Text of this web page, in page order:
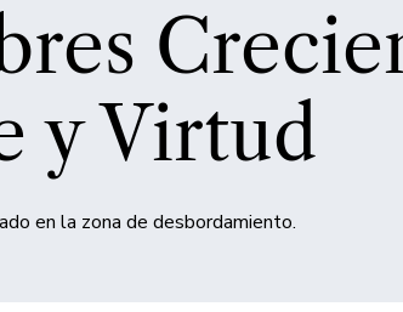
y Virtud
en la zona de desbordamiento.